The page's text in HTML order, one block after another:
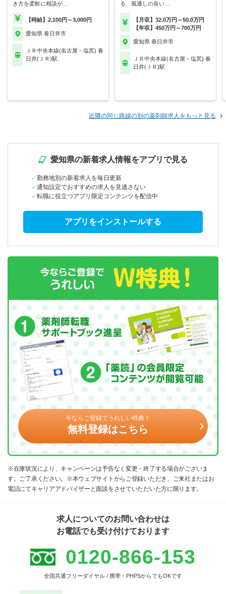
き方を柔軟に相談が…
【時給】2,100円～3,000円
愛知県 春日井市
ＪＲ中央本線(名古屋－塩尻) 春
日井(ＪＲ)駅
る、風通しの良い…
【月収】32.0万円～50.0万円
【年収】450万円～700万円
愛知県 春日井市
ＪＲ中央本線(名古屋－塩尻) 春
日井(ＪＲ)駅
近隣の同じ路線の別の薬剤師求人をもっと見る
愛知県の新着求人情報をアプリで見る
勤務地別の新着求人を毎日更新
通知設定でおすすめの求人を見逃さない
転職に役立つアプリ限定コンテンツを配信中
アプリをインストールする
今ならご登録でうれしい特典！
無料登録はこちら
※在庫状況により、キャンペーンは予告なく変更・終了する場合がございま
す。ご了承ください。※本ウェブサイトからご登録いただき、ご来社またはお
電話にてキャリアアドバイザーと面談をさせていただいた方に限ります。
求人についてのお問い合わせは
お電話でも受け付けております
0120-866-153
全国共通フリーダイヤル / 携帯・PHPSからでもOKです